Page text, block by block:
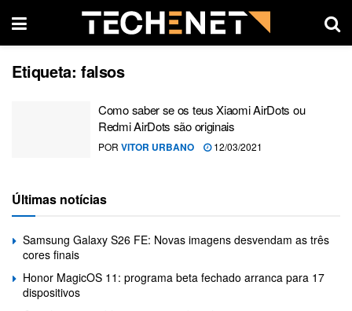
Etiqueta: falsos
Como saber se os teus Xiaomi AirDots ou
Redmi AirDots são originais
POR VITOR URBANO 12/03/2021
Últimas notícias
Samsung Galaxy S26 FE: Novas imagens desvendam as três
cores finais
Honor MagicOS 11: programa beta fechado arranca para 17
dispositivos